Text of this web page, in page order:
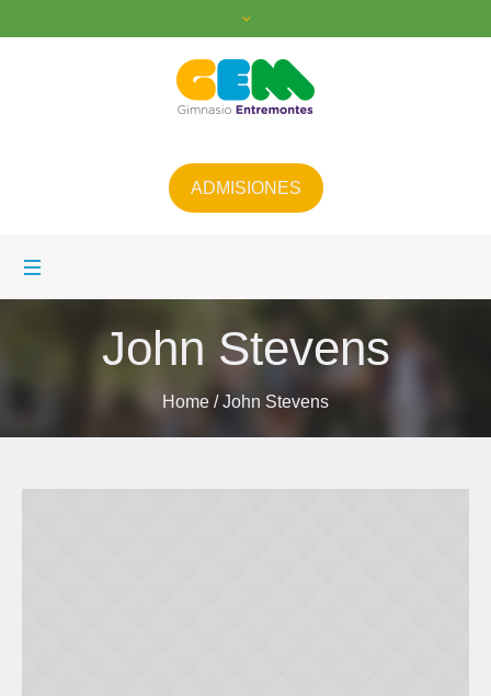
ADMISIONES
John Stevens
Home /John Stevens